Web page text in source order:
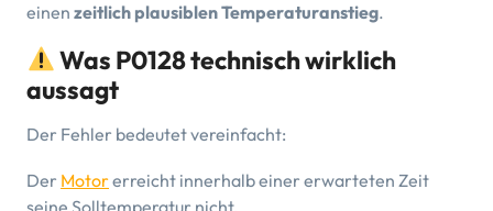
einen zeitlich plausiblen Temperaturanstieg.
Was P0128 technisch wirklich
aussagt
Der Fehler bedeutet vereinfacht:
Der Motorerreicht innerhalb einer erwarteten Zeit
seine Solltemperatur nicht.